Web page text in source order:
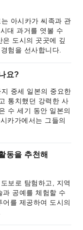
아시카가 씨족과 관
대 과거를 엿볼 수
도시의 곳곳에 깊
험을 선사합니다.
요?
중세 일본의 중요한
통치했던 강력한 사
수 세기 동안 일본의
카가에서는 그들의
동을 추천해
보로 탐험하고, 지역
공예를 체험할 수
를 제공하여 도시의